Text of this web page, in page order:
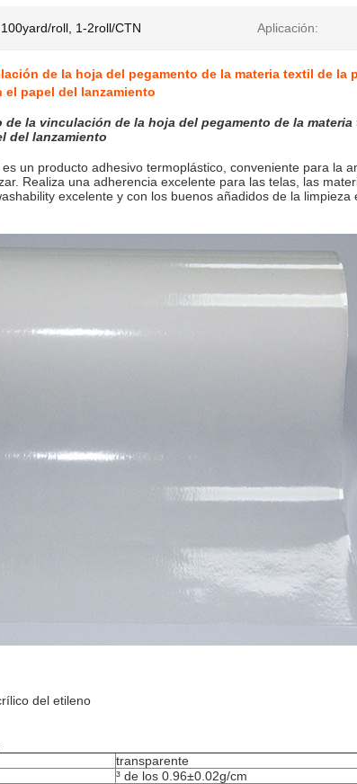
100yard/roll, 1-2roll/CTN Aplicación:
de la hoja del pegamento de la materia textil de la
papel del lanzamiento
de la vinculación de la hoja del pegamento de la
del lanzamiento
un producto adhesivo termoplástico, conveniente para la
Realiza una adherencia excelente para las telas, las
excelente y con los buenos añadidos de la
del etileno
transparente
³ de los 0.96±0.02g/cm